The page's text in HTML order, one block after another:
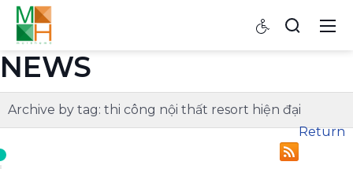
NEWS
Archive by tag: thi công nội thất resort hiện đại
Return